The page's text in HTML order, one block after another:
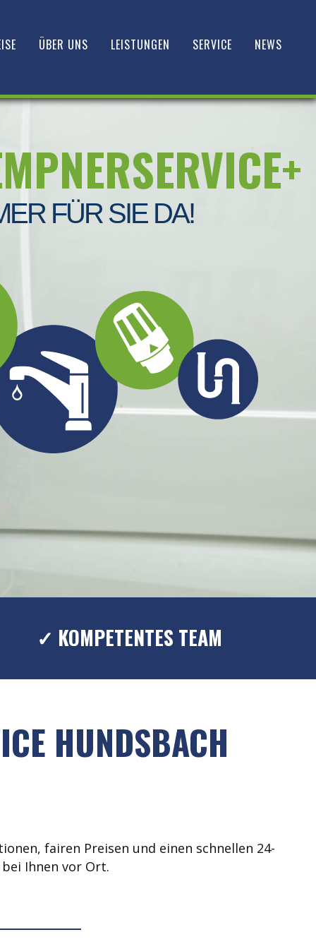
ÜBER UNS LEISTUNGEN SERVICE NEWS
FÜR SIE DA!
✓ KOMPETENTES TEAM
HUNDSBACH
fairen Preisen und einen schnellen 24-
Ihnen vor Ort.